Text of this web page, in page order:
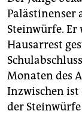
Palästinenser
Steinwürfe.
Hausarrest
Monaten des
Inzwischen ist
der